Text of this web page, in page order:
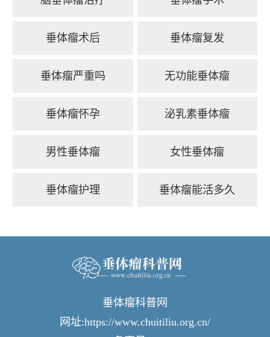
垂体瘤术后 垂体瘤复发
垂体瘤严重吗 无功能垂体瘤
垂体瘤怀孕 泌乳素垂体瘤
男性垂体瘤 女性垂体瘤
垂体瘤护理 垂体瘤能活多久
垂体瘤科普网
网址:https://www.chuitiliu.org.cn/